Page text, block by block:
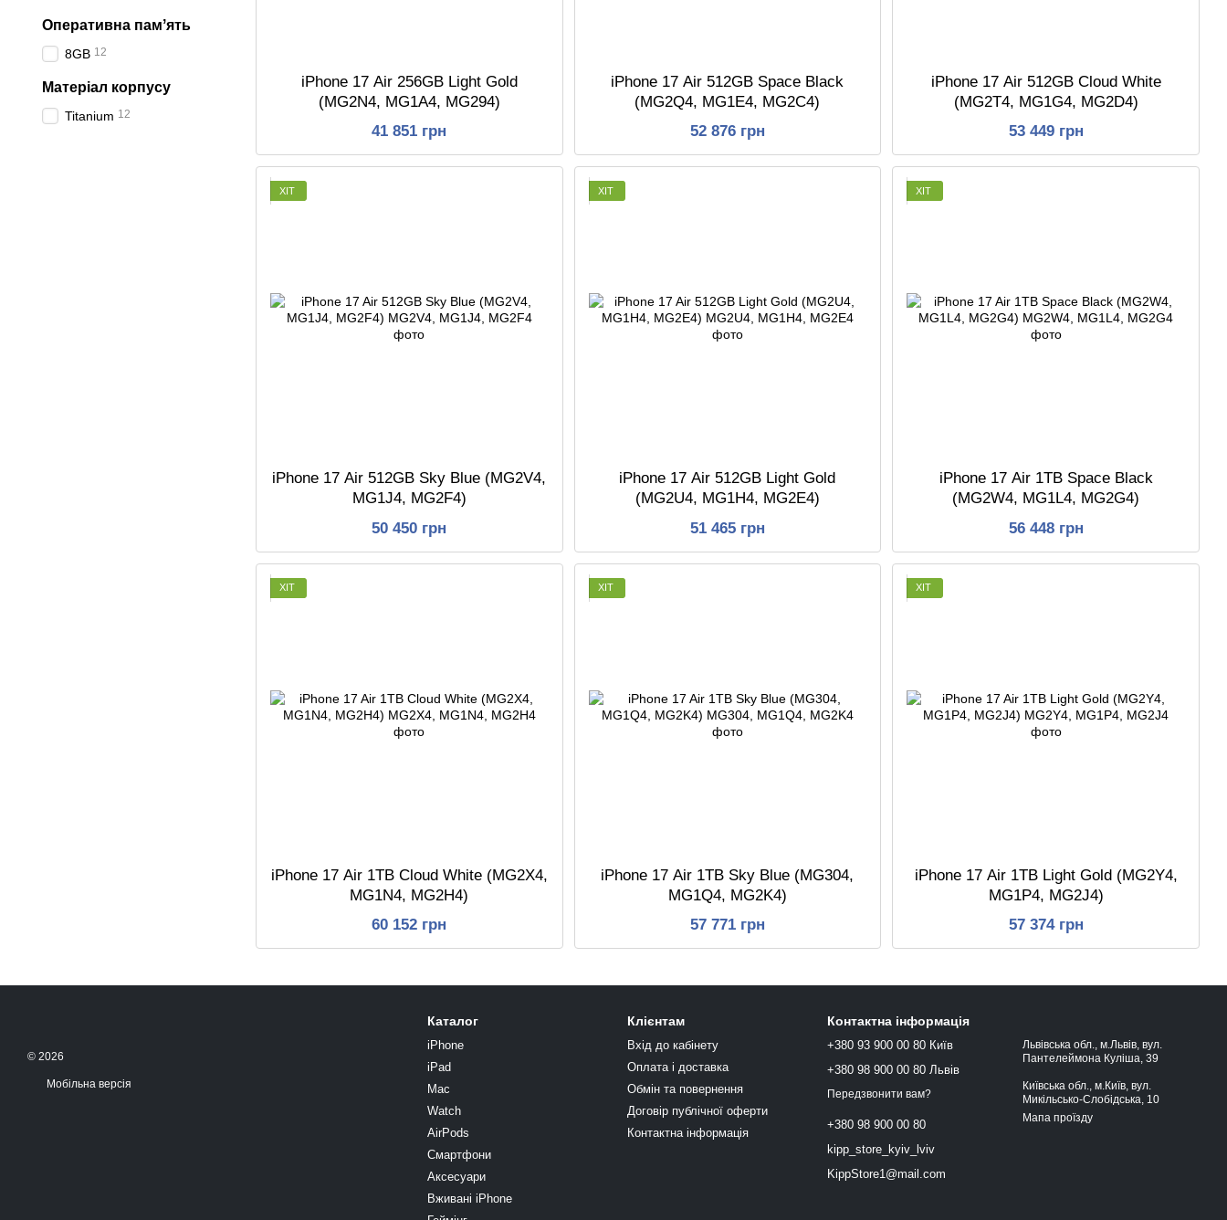
iPhone 17 Air 256GB Light Gold
(MG2N4, MG1A4, MG294)
41 851 грн
iPhone 17 Air 512GB Space Black
(MG2Q4, MG1E4, MG2C4)
52 876 грн
iPhone 17 Air 512GB Cloud White
(MG2T4, MG1G4, MG2D4)
53 449 грн
ХІТ
iPhone 17 Air 512GB Sky Blue (MG2V4,
MG1J4, MG2F4)
50 450 грн
ХІТ
iPhone 17 Air 512GB Light Gold
(MG2U4, MG1H4, MG2E4)
51 465 грн
ХІТ
iPhone 17 Air 1TB Space Black
(MG2W4, MG1L4, MG2G4)
56 448 грн
ХІТ
iPhone 17 Air 1TB Cloud White (MG2X4,
MG1N4, MG2H4)
60 152 грн
ХІТ
iPhone 17 Air 1TB Sky Blue (MG304,
MG1Q4, MG2K4)
57 771 грн
ХІТ
iPhone 17 Air 1TB Light Gold (MG2Y4,
MG1P4, MG2J4)
57 374 грн
Оперативна памʼять
8GB 12
Матеріал корпусу
Titanium 12
© 2026
Мобільна версія
Каталог
iPhone
iPad
Mac
Watch
AirPods
Смартфони
Аксесуари
Вживані iPhone
Клієнтам
Вхід до кабінету
Оплата і доставка
Обмін та повернення
Договір публічної оферти
Контактна інформація
Контактна інформація
+380 93 900 00 80 Київ
+380 98 900 00 80 Львів
Передзвонити вам?
+380 98 900 00 80
kipp_store_kyiv_lviv
KippStore1@mail.com
Львівська обл., м.Львів, вул.
Пантелеймона Куліша, 39
Київська обл., м.Київ, вул.
Микільсько-Слобідська, 10
Мапа проїзду